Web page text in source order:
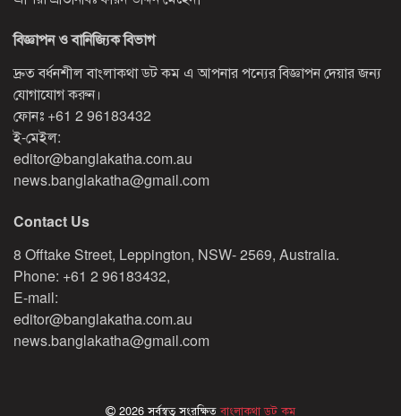
বিজ্ঞাপন ও বানিজ্যিক বিভাগ
দ্রুত বর্ধনশীল বাংলাকথা ডট কম এ আপনার পন্যের বিজ্ঞাপন দেয়ার জন্য
যোগাযোগ করুন।
ফোনঃ +61 2 96183432
ই-মেইল:
editor@banglakatha.com.au
news.banglakatha@gmail.com
Contact Us
8 Offtake Street, Leppington, NSW- 2569, Australia.
Phone: +61 2 96183432,
E-mail:
editor@banglakatha.com.au
news.banglakatha@gmail.com
2026 সর্বস্বত্ব সংরক্ষিতবাংলাকথা ডট কম